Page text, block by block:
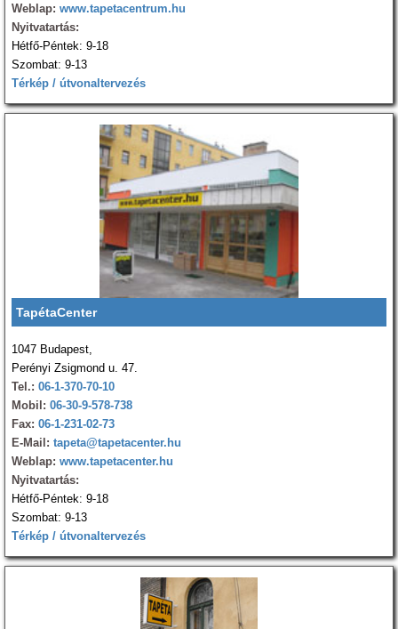
Weblap: www.tapetacentrum.hu
Nyitvatartás:
Hétfő-Péntek: 9-18
Szombat: 9-13
Térkép / útvonaltervezés
TapétaCenter
1047 Budapest,
Perényi Zsigmond u. 47.
Tel.: 06-1-370-70-10
Mobil: 06-30-9-578-738
Fax: 06-1-231-02-73
E-Mail: tapeta@tapetacenter.hu
Weblap: www.tapetacenter.hu
Nyitvatartás:
Hétfő-Péntek: 9-18
Szombat: 9-13
Térkép / útvonaltervezés